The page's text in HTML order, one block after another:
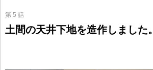
第 5 話
土間の天井下地を造作しました。